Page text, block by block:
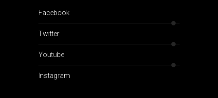
Facebook
Twitter
Youtube
Instagram